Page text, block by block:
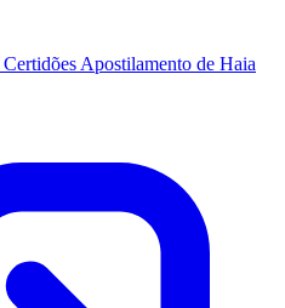
Apostilamento de Haia